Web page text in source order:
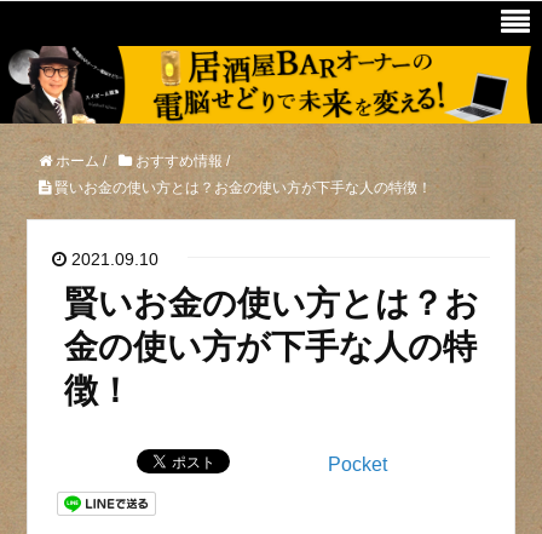
ホーム / おすすめ情報 /
賢いお金の使い方とは？お金の使い方が下手な人の特徴！
2021.09.10
賢いお金の使い方とは？お
金の使い方が下手な人の特
徴！
Pocket